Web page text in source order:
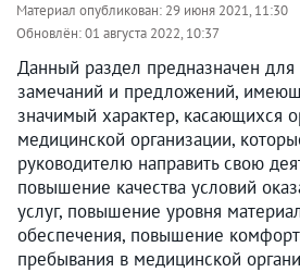
Материал опубликован: 29 июня 2021, 11:30
Обновлён:01 августа 2022, 10:37
Данный раздел предназначен
замечаний и предложений,
значимый характер, касающихся
медицинской организации,
руководителю направить свою
повышение качества условий
услуг, повышение уровня
обеспечения, повышение
пребывания в медицинской